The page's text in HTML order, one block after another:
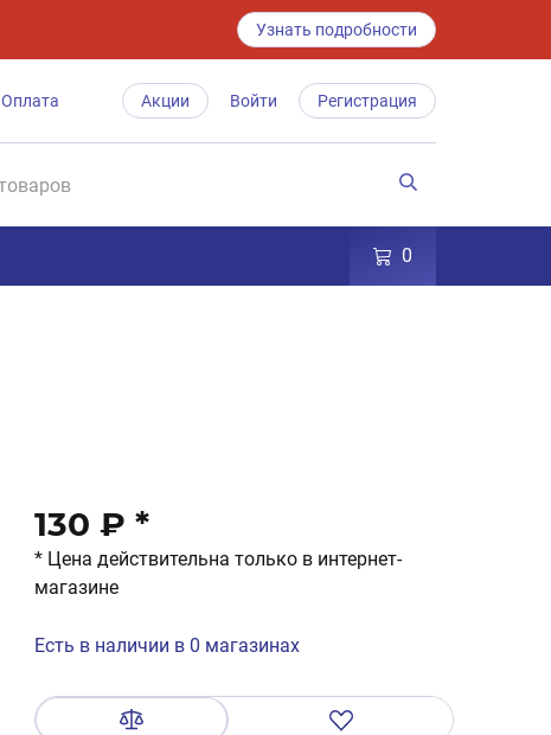
Узнать подробности
Оплата Акции Войти Регистрация
0
130 ₽ *
* Цена действительна только в интернет-
магазине
Есть в наличии в 0 магазинах